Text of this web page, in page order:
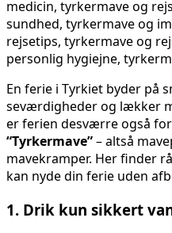
En ferie i Tyrkiet byder på
seværdigheder og lækker
er ferien desværre også
“Tyrkermave”– altså
mavekramper. Her finder
kan nyde din ferie uden
1. Drik kun sikkert